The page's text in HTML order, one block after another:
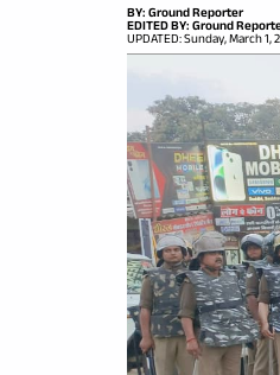
BY: Ground Reporter
EDITED BY: Ground
UPDATED: Sunday, March 1,